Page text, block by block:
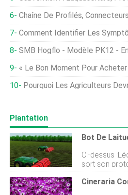
Chaîne De Profilés, Connecteurs Et
Comment Identifier Les Symptômes De La
SMB Hogflo - Modèle PK12 - Ensemble De
« Le Bon Moment Pour Acheter Une Remorque À Fond
Pourquoi Les Agriculteurs Devraient
Plantation
Ci-dessus
sort son
visite sur le
Blue River Le soleil brille sur des